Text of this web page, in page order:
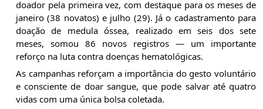
doador pela primeira vez, com destaque para os meses de
janeiro (38 novatos) e julho (29). Já o cadastramento para
doação de medula óssea, realizado em seis dos sete
meses, somou 86 novos registros — um importante
reforço na luta contra doenças hematológicas.
As campanhas reforçam a importância do gesto voluntário
e consciente de doar sangue, que pode salvar até quatro
vidas com uma única bolsa coletada.